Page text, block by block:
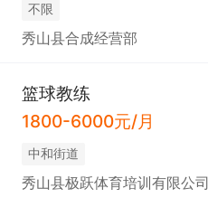
不限
秀山县合成经营部
篮球教练
1800-6000元/月
中和街道
秀山县极跃体育培训有限公司